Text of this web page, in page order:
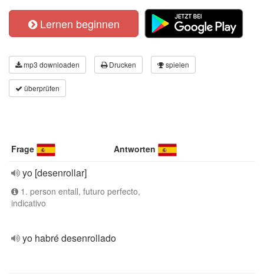
Lernen beginnen
mp3 downloaden Drucken spielen
überprüfen
Frage Antworten
yo [desenrollar]
1. person entall, futuro perfecto,
indicativo
yo habré desenrollado